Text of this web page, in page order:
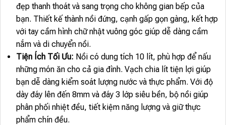
đẹp thanh thoát và sang trọng cho không gian bếp của
bạn. Thiết kế thành nồi đứng, cạnh gấp gọn gàng, kết hợp
với tay cầm hình chữ nhật vuông góc giúp dễ dàng cầm
nắm và di chuyển nồi.
Tiện Ích Tối Ưu: Nồi có dung tích 10 lít, phù hợp để nấu
những món ăn cho cả gia đình. Vạch chia lít tiện lợi giúp
bạn dễ dàng kiểm soát lượng nước và thực phẩm. Với độ
dày đáy lên đến 8mm và đáy 3 lớp siêu bền, bộ nồi giúp
phân phối nhiệt đều, tiết kiệm năng lượng và giữ thực
phẩm chín đều.